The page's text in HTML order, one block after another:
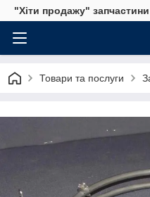
"Хіти продажу"
Товари та послуги